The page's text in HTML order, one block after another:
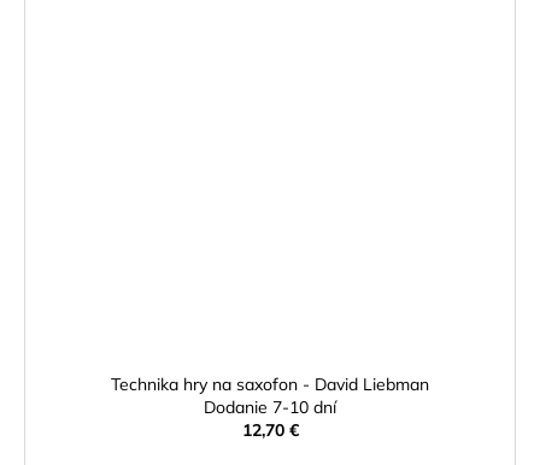
Technika hry na saxofon - David Liebman
Dodanie 7-10 dní
12,70 €